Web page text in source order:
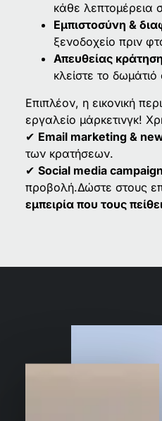
κάθε λεπτομέρεια
Εμπιστοσύνη &
ξενοδοχείο πριν
Απευθείας κράτηση
κλείστε το
Επιπλέον, η εικονική
εργαλείο μάρκετινγκ!
✔ Email marketing &
των κρατήσεων.
✔ Social media
προβολή.Δώστε στους
εμπειρία που τους